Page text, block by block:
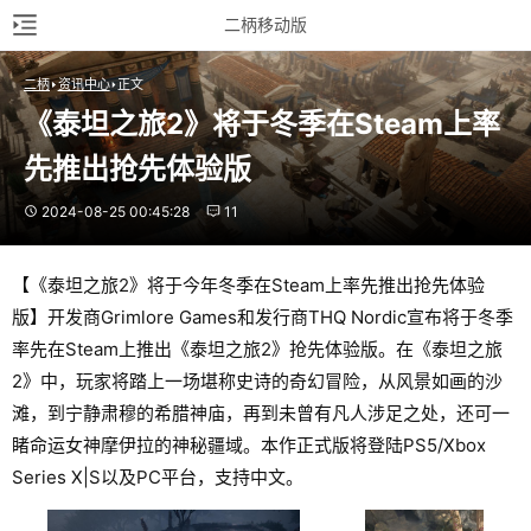
二柄移动版
二柄 资讯中心 正文
《泰坦之旅2》将于冬季在Steam上率
先推出抢先体验版
2024-08-25 00:45:28 11
【《泰坦之旅2》将于今年冬季在Steam上率先推出抢先体验
版】开发商Grimlore Games和发行商THQ Nordic宣布将于冬季
率先在Steam上推出《泰坦之旅2》抢先体验版。在《泰坦之旅
2》中，玩家将踏上一场堪称史诗的奇幻冒险，从风景如画的沙
滩，到宁静肃穆的希腊神庙，再到未曾有凡人涉足之处，还可一
睹命运女神摩伊拉的神秘疆域。本作正式版将登陆PS5/Xbox
Series X|S以及PC平台，支持中文。